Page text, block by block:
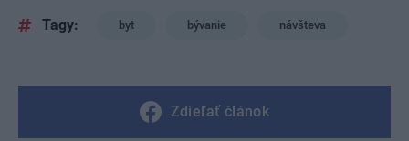
Tagy: byt bývanie návšteva
Zdieľať článok